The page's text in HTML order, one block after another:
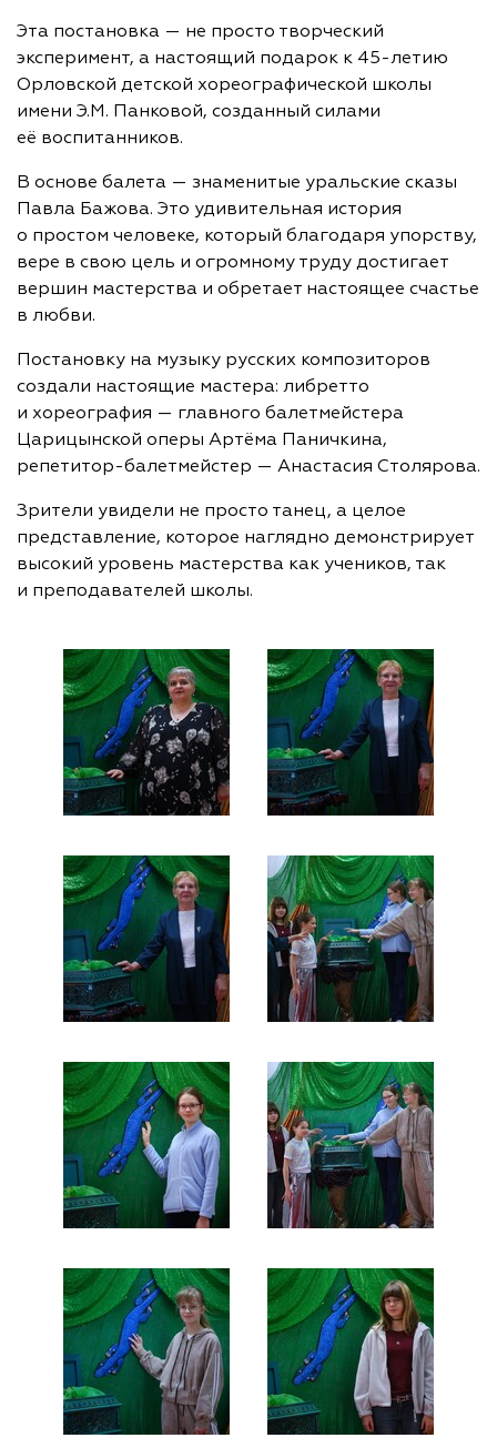
Эта постановка — не просто творческий
эксперимент, а настоящий подарок к 45-летию
Орловской детской хореографической школы
имени Э.М. Панковой, созданный силами
её воспитанников.
В основе балета — знаменитые уральские сказы
Павла Бажова. Это удивительная история
о простом человеке, который благодаря упорству,
вере в свою цель и огромному труду достигает
вершин мастерства и обретает настоящее счастье
в любви.
Постановку на музыку русских композиторов
создали настоящие мастера: либретто
и хореография — главного балетмейстера
Царицынской оперы Артёма Паничкина,
репетитор-балетмейстер — Анастасия Столярова.
Зрители увидели не просто танец, а целое
представление, которое наглядно демонстрирует
высокий уровень мастерства как учеников, так
и преподавателей школы.